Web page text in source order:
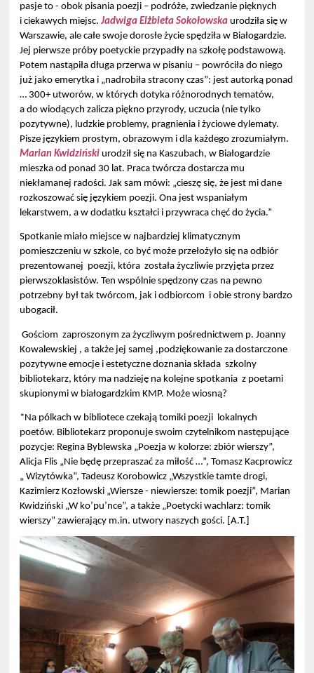
pasje to - obok pisania poezji – podróże, zwiedzanie pięknych
i ciekawych miejsc.Jadwiga Elżbieta Sokołowska urodziła się w
Warszawie, ale całe swoje dorosłe życie spędziła w Białogardzie.
Jej pierwsze próby poetyckie przypadły na szkołę podstawową.
Potem nastąpiła długa przerwa w pisaniu – powróciła do niego
już jako emerytka i „nadrobiła stracony czas”: jest autorką ponad
… 300+ utworów, w których dotyka różnorodnych tematów,
a do wiodących zalicza piękno przyrody, uczucia (nie tylko
pozytywne), ludzkie problemy, pragnienia i życiowe dylematy.
Pisze językiem prostym, obrazowym i dla każdego zrozumiałym.
Marian Kwidziński urodził się na Kaszubach, w Białogardzie
mieszka od ponad 30 lat. Praca twórcza dostarcza mu
niekłamanej radości. Jak sam mówi: „cieszę się, że jest mi dane
rozkoszować się językiem poezji. Ona jest wspaniałym
lekarstwem, a w dodatku kształci i przywraca chęć do życia.”
Spotkanie miało miejsce w najbardziej klimatycznym
pomieszczeniu w szkole, co być może przełożyło się na odbiór
prezentowanej poezji, która została życzliwie przyjęta przez
pierwszoklasistów. Ten wspólnie spędzony czas na pewno
potrzebny był tak twórcom, jak i odbiorcom i obie strony bardzo
ubogacił.
Gościom zaproszonym za życzliwym pośrednictwem p. Joanny
Kowalewskiej , a także jej samej ,podziękowanie za dostarczone
pozytywne emocje i estetyczne doznania składa szkolny
bibliotekarz, który ma nadzieję na kolejne spotkania z poetami
skupionymi w białogardzkim KMP. Może wiosną?
*Na pólkach w bibliotece czekają tomiki poezji lokalnych
poetów. Bibliotekarz proponuje swoim czytelnikom następujące
pozycje: Regina Byblewska „Poezja w kolorze: zbiór wierszy”,
Alicja Flis „Nie będę przepraszać za miłość …”, Tomasz Kacprowicz
„ Wizytówka”, Tadeusz Korobowicz „Wszystkie tamte drogi,
Kazimierz Kozłowski „Wiersze - niewiersze: tomik poezji”, Marian
Kwidziński „W ko’pu’nce”, a także „Poetycki wachlarz: tomik
wierszy” zawierający m.in. utwory naszych gości. [A.T.]